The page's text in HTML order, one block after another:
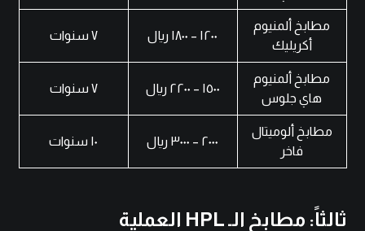
مطابخ ألمنيوم
أكريليك
١٢٠٠ – ١٨٠٠ ريال ٧ سنوات
مطابخ ألمنيوم
هاي جلوس
١٥٠٠ – ٢٢٠٠ ريال ٧ سنوات
مطابخ ألوميتال
فاخر
٢٠٠٠ – ٣٠٠٠ ريال ١٠ سنوات
ثالثاً: مطابخ الـ HPL العملية